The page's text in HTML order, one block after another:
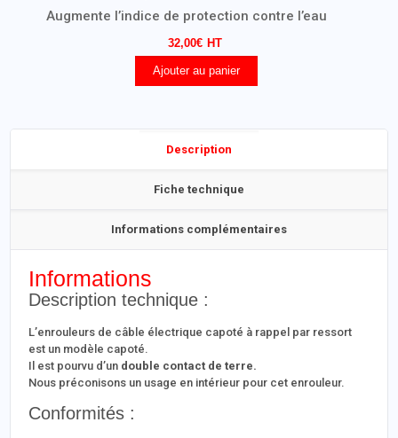
Augmente l’indice de protection contre l’eau
32,00€
Ajouter au panier
Description
Fiche technique
Informations complémentaires
Informations
Description technique :
L’enrouleurs de câble électrique capoté à rappel par ressort
est un modèle capoté.
Il est pourvu d’un double contact de terre.
Nous préconisons un usage en intérieur pour cet enrouleur.
Conformités :